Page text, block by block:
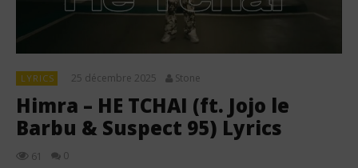
LYRICS 25 décembre 2025 Stone
Himra – HE TCHAI (ft. Jojo le
Barbu & Suspect 95) Lyrics
61 0